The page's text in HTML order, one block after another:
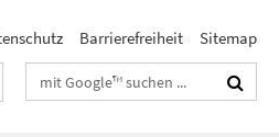
Barrierefreiheit Sitemap
Suchbegriffe